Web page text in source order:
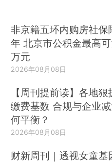
非京籍五环内购房社保
年 北京市公积金最高
万元
2026年08月08日
【周刊提前读】各地狠
缴费基数 合规与企业
何平衡？
2026年08月08日
财新周刊｜透视女童基